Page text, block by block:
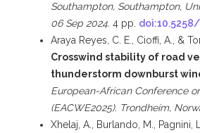
Southampton, Southampton,
06 Sep 2024. 4 pp.
Araya Reyes, C. E., Cioffi, A., &
Crosswind stability of road
thunderstorm downburst
European-African Conference
(EACWE2025). Trondheim,
Xhelaj, A., Burlando, M., Pagnini,